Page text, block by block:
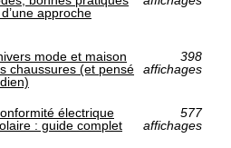
approche
mode et maison
chaussures (et pensé
398
affichages
électrique
: guide complet
577
affichages